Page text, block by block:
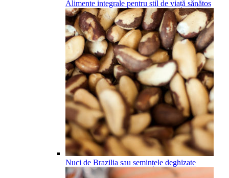
Alimente integrale pentru stil de viață sănătos
Nuci de Brazilia sau semințele deghizate